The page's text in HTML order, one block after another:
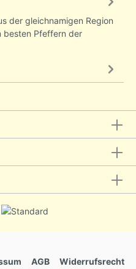
der gleichnamigen Region
besten Pfeffern der
AGB Widerrufsrecht